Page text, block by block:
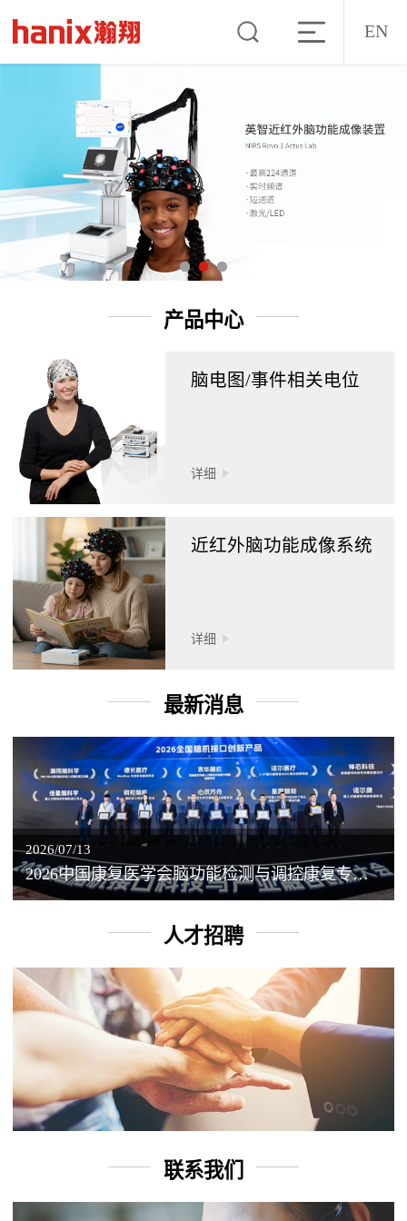
EN
产品中心
脑电图/事件相关电位
详细
近红外脑功能成像系统
详细
最新消息
2026/07/13
2026中国康复医学会脑功能检测与调控康复专业委员会学术年会丨脑客中国：脑机接口——EEG驱动TMS闭环调控工作坊
人才招聘
联系我们